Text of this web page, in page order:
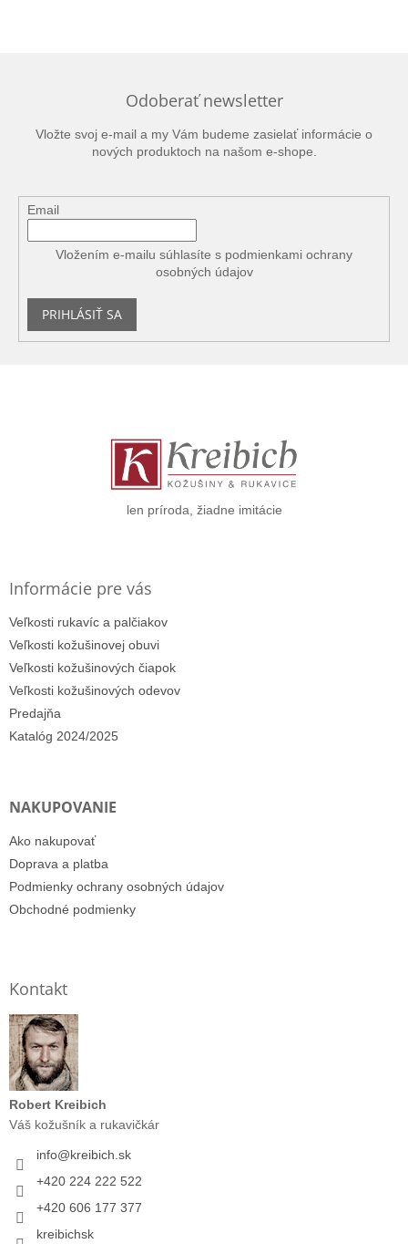
Odoberať newsletter
Vložte svoj e-mail a my Vám budeme zasielať informácie o
nových produktoch na našom e-shope.
Email
Vložením e-mailu súhlasíte s podmienkami ochrany
osobných údajov
PRIHLÁSIŤ SA
len príroda, žiadne imitácie
Informácie pre vás
Veľkosti rukavíc a palčiakov
Veľkosti kožušinovej obuvi
Veľkosti kožušinových čiapok
Veľkosti kožušinových odevov
Predajňa
Katalóg 2024/2025
NAKUPOVANIE
Ako nakupovať
Doprava a platba
Podmienky ochrany osobných údajov
Obchodné podmienky
Kontakt
Robert Kreibich
Váš kožušník a rukavičkár
info@kreibich.sk
+420 224 222 522
+420 606 177 377
kreibichsk